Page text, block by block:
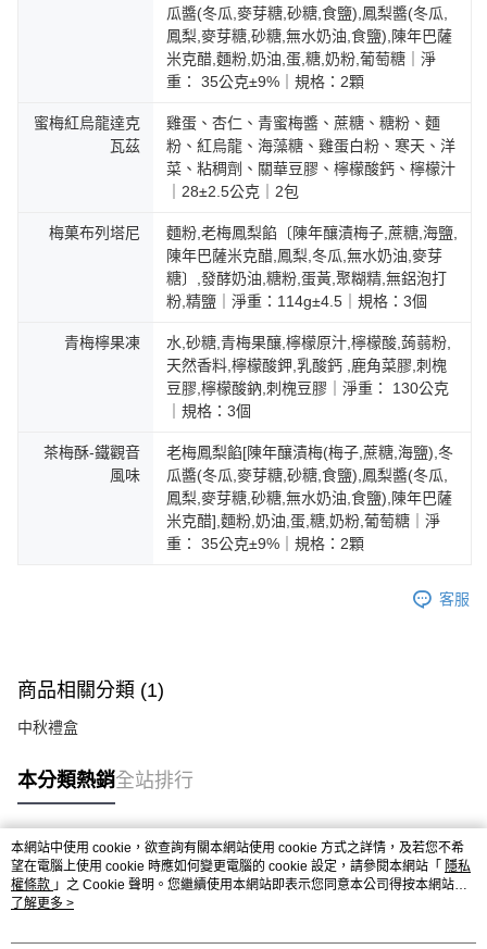
瓜醬(冬瓜,麥芽糖,砂糖,食鹽),鳳梨醬(冬瓜,
鳳梨,麥芽糖,砂糖,無水奶油,食鹽),陳年巴薩
米克醋,麵粉,奶油,蛋,糖,奶粉,葡萄糖｜淨
重： 35公克±9%｜規格：2顆
蜜梅紅烏龍達克
瓦茲
雞蛋、杏仁、青蜜梅醬、蔗糖、糖粉、麵
粉、紅烏龍、海藻糖、雞蛋白粉、寒天、洋
菜、粘稠劑、關華豆膠、檸檬酸鈣、檸檬汁
｜28±2.5公克｜2包
梅菓布列塔尼
麵粉,老梅鳳梨餡〔陳年釀漬梅子,蔗糖,海鹽,
陳年巴薩米克醋,鳳梨,冬瓜,無水奶油,麥芽
糖〕,發酵奶油,糖粉,蛋黃,聚糊精,無鋁泡打
粉,精鹽｜淨重：114g±4.5｜規格：3個
青梅檸果凍
水,砂糖,青梅果釀,檸檬原汁,檸檬酸,蒟蒻粉,
天然香料,檸檬酸鉀,乳酸鈣 ,鹿角菜膠,刺槐
豆膠,檸檬酸鈉,刺槐豆膠｜淨重： 130公克
｜規格：3個
茶梅酥-鐵觀音
風味
老梅鳳梨餡[陳年釀漬梅(梅子,蔗糖,海鹽),冬
瓜醬(冬瓜,麥芽糖,砂糖,食鹽),鳳梨醬(冬瓜,
鳳梨,麥芽糖,砂糖,無水奶油,食鹽),陳年巴薩
米克醋],麵粉,奶油,蛋,糖,奶粉,葡萄糖｜淨
重： 35公克±9%｜規格：2顆
客服
商品相關分類 (1)
中秋禮盒
本分類熱銷全站排行
熱門標籤
本網站中使用 cookie，欲查詢有關本網站使用 cookie 方式之詳情，及若您不希
望在電腦上使用 cookie 時應如何變更電腦的 cookie 設定，請參閱本網站「 隱私
權條款 」之 Cookie 聲明。您繼續使用本網站即表示您同意本公司得按本網站使
用條款之 Cookie 聲明使用 cookie。
了解更多 >